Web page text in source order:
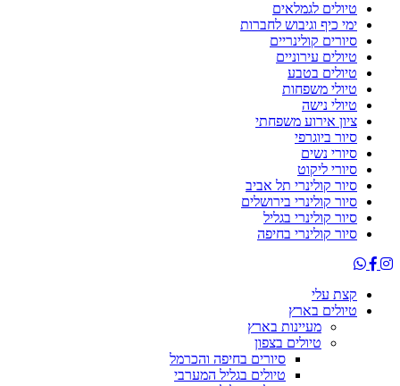
טיולים לגמלאים
ימי כיף וגיבוש לחברות
סיורים קולינריים
טיולים עירוניים
טיולים בטבע
טיולי משפחות
טיולי נישה
ציון אירוע משפחתי
סיור ביוגרפי
סיורי נשים
סיורי ליקוט
סיור קולינרי תל אביב
סיור קולינרי בירושלים
סיור קולינרי בגליל
סיור קולינרי בחיפה
קצת עלי
טיולים בארץ
מעיינות בארץ
טיולים בצפון
סיורים בחיפה והכרמל
טיולים בגליל המערבי